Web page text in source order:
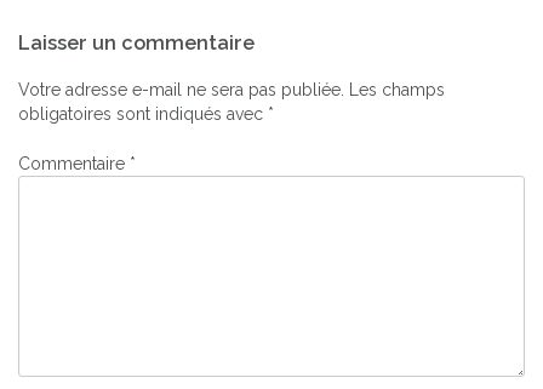
de
l’article
Laisser un commentaire
Votre adresse e-mail ne sera pas publiée. Les champs
obligatoires sont indiqués avec *
Commentaire *